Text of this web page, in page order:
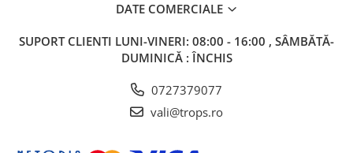
DATE COMERCIALE
SUPORT CLIENTI LUNI-VINERI: 08:00 - 16:00 , SÂMBĂTĂ-
DUMINICĂ : ÎNCHIS
0727379077
vali@trops.ro